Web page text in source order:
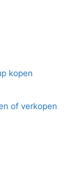
kopen
of verkopen